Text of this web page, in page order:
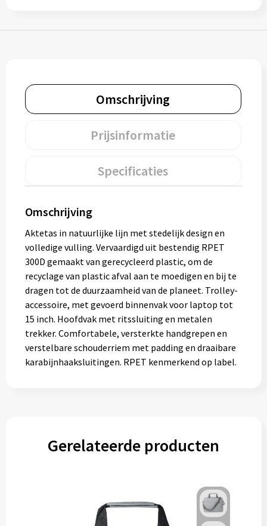
Klassieke paraplu's
Opvouwbare paraplu's
Technologie
Vrije tijd
Gereedschap
Persoonlijke verzorging
EHBO
Omschrijving
Prijsinformatie
Specificaties
Omschrijving
Aktetas in natuurlijke lijn met stedelijk design en
volledige vulling. Vervaardigd uit bestendig RPET
300D gemaakt van gerecycleerd plastic, om de
recyclage van plastic afval aan te moedigen en bij te
dragen tot de duurzaamheid van de planeet. Trolley-
accessoire, met gevoerd binnenvak voor laptop tot
15 inch. Hoofdvak met ritssluiting en metalen
trekker. Comfortabele, versterkte handgrepen en
verstelbare schouderriem met padding en draaibare
karabijnhaaksluitingen. RPET kenmerkend op label.
Gerelateerde producten